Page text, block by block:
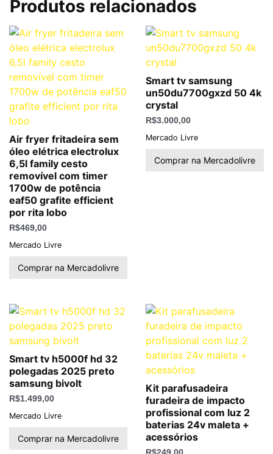
Produtos relacionados
Air fryer fritadeira sem
óleo elétrica electrolux
6,5l family cesto
removível com timer
1700w de potência
eaf50 grafite efficient
por rita lobo
R$469,00
Mercado Livre
Comprar na Mercadolivre
Smart tv samsung
un50du7700gxzd 50 4k
crystal
R$3.000,00
Mercado Livre
Comprar na Mercadolivre
Smart tv h5000f hd 32
polegadas 2025 preto
samsung bivolt
R$1.499,00
Mercado Livre
Comprar na Mercadolivre
Kit parafusadeira
furadeira de impacto
profissional com luz 2
baterias 24v maleta +
acessórios